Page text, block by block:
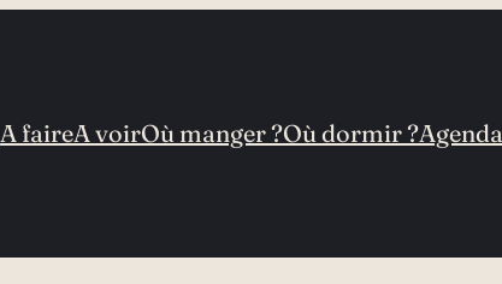
A faireA voirOù manger ?Où dormir ?Agenda